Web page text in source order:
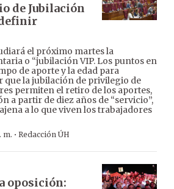
de Jubilación
el próximo martes la
o “jubilación VIP. Los puntos en
de aporte y la edad para
que la jubilación de privilegio de
permiten el retiro de los aportes,
a partir de diez años de “servicio”,
a lo que viven los trabajadores
m. · Redacción ÚH
oposición: